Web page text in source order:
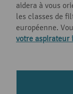
aidera à vous
les classes de
européenne.
votre aspirateur